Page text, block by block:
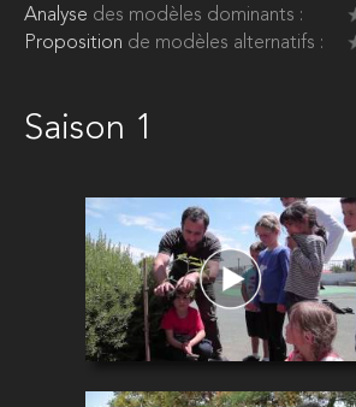
Analyse des modèles dominants :
Proposition de modèles alternatifs :
Saison 1